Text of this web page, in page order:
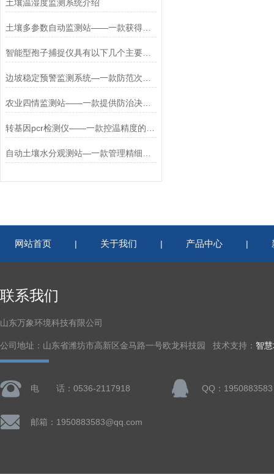
土壤温湿度监测系统介绍
土壤多参数自动监测站——一款获得了超多好评的土壤温湿度监测系统
智能型孢子捕捉仪具有以下几个主要特点
农业四情监测站——一款提供防治决策依据的农情监测系统2025
网站首页 | 关于我们 | 产品中心 |
联系我们
山东万象环境科技有限公司
公司地址：山东省潍坊市高新区金马路一号欧龙科技园 技术支持： 智
电 话：0536-2117918 QQ：1950883583
邮箱：1950883583@qq.com